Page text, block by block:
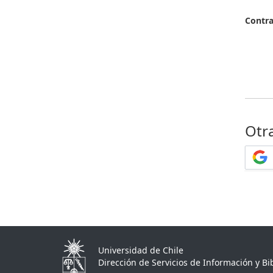
Universidad de Chile
Dirección de Servicios de Información y